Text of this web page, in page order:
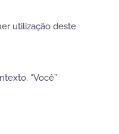
utilização deste
“Você”